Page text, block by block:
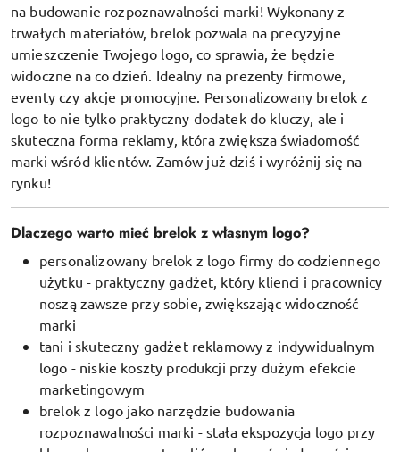
na budowanie rozpoznawalności marki! Wykonany z
trwałych materiałów, brelok pozwala na precyzyjne
umieszczenie Twojego logo, co sprawia, że będzie
widoczne na co dzień. Idealny na prezenty firmowe,
eventy czy akcje promocyjne. Personalizowany brelok z
logo to nie tylko praktyczny dodatek do kluczy, ale i
skuteczna forma reklamy, która zwiększa świadomość
marki wśród klientów. Zamów już dziś i wyróżnij się na
rynku!
Dlaczego warto mieć brelok z własnym logo?
personalizowany brelok z logo firmy do codziennego
użytku - praktyczny gadżet, który klienci i pracownicy
noszą zawsze przy sobie, zwiększając widoczność
marki
tani i skuteczny gadżet reklamowy z indywidualnym
logo - niskie koszty produkcji przy dużym efekcie
marketingowym
brelok z logo jako narzędzie budowania
rozpoznawalności marki - stała ekspozycja logo przy